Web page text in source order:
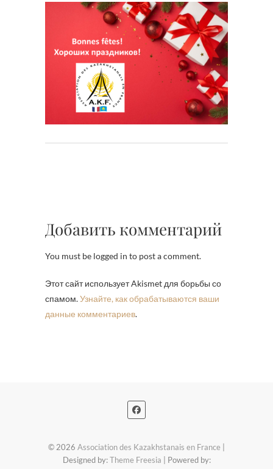
Добавить комментарий
You must be logged in to post a comment.
Этот сайт использует Akismet для борьбы со
спамом.Узнайте, как обрабатываются ваши
данные комментариев.
© 2026 Association des Kazakhstanais en France
Designed by:Theme Freesia | Powered by: